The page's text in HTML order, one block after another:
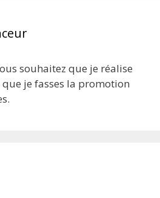
souhaitez que je réalise
je fasses la promotion